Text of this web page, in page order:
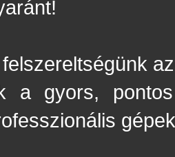
a gyors,